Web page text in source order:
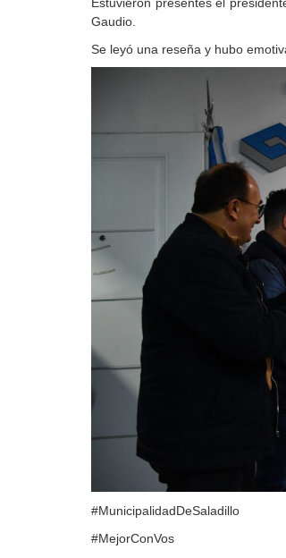
Gaudio.
Se leyó una reseña y hubo
#MunicipalidadDeSaladillo
#MejorConVos